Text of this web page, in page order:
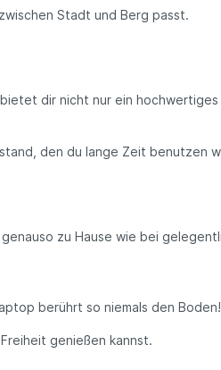
Stadt und Berg passt.
dir nicht nur ein
den du lange Zeit benutzen
zu Hause wie bei
berührt so niemals den Boden!
genießen kannst.